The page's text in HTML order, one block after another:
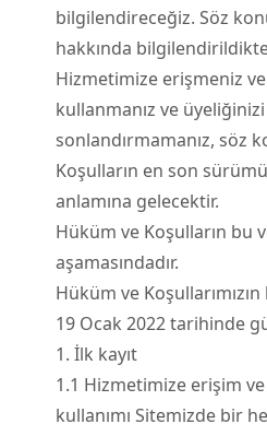
bilgilendireceğiz. Söz
hakkında
Hizmetimize erişmeniz
kullanmanız ve
sonlandırmamanız, söz
Koşulların en son
anlamına gelecektir.
Hüküm ve Koşulların bu
aşamasındadır.
Hüküm ve
19 Ocak 2022 tarihinde
1. İlk kayıt
1.1 Hizmetimize erişim
kullanımı Sitemizde bir